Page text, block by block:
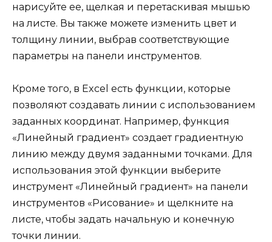
нарисуйте ее, щелкая и перетаскивая мышью
на листе. Вы также можете изменить цвет и
толщину линии, выбрав соответствующие
параметры на панели инструментов.
Кроме того, в Excel есть функции, которые
позволяют создавать линии с использованием
заданных координат. Например, функция
«Линейный градиент» создает градиентную
линию между двумя заданными точками. Для
использования этой функции выберите
инструмент «Линейный градиент» на панели
инструментов «Рисование» и щелкните на
листе, чтобы задать начальную и конечную
точки линии.